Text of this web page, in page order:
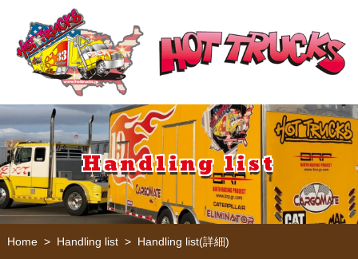
Handling list
Home > Handling list > Handling list(詳細)